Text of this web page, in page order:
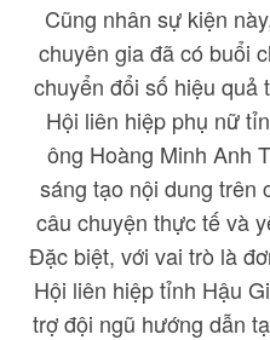
Cũng nhân sự kiện
chuyên gia đã có buổi
chuyển đổi số hiệu quả
Hội liên hiệp phụ nữ
ông Hoàng Minh Anh
sáng tạo nội dung trên
câu chuyện thực tế và
Đặc biệt, với vai trò là
Hội liên hiệp tỉnh Hậu
trợ đội ngũ hướng dẫn